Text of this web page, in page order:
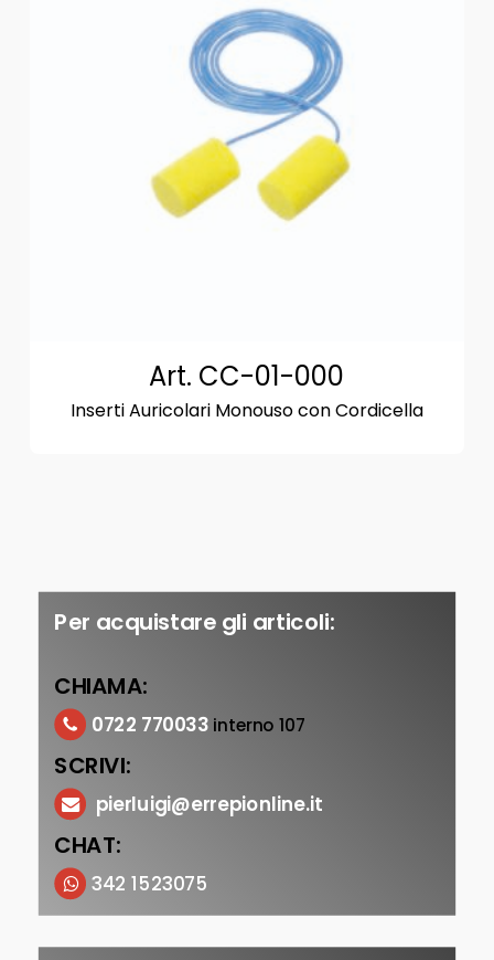
Art. CC-01-000
Inserti Auricolari Monouso con Cordicella
Per acquistare gli articoli:
CHIAMA:
0722 770033 interno 107
SCRIVI:
pierluigi@errepionline.it
CHAT:
342 1523075